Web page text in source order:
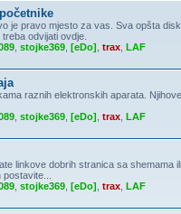
je pravo mjesto za vas. Sva opšta
odvijati ovdje.
stojke369 [eDo] trax LAF
raznih elektronskih aparata.
stojke369 [eDo] trax LAF
linkove dobrih stranica sa shemama
stojke369 [eDo] trax LAF